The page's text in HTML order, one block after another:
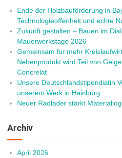
Ende der Holzbauförderung in
Technologieoffenheit und echte
Zukunft gestalten – Bauen im
Mauerwerkstage 2026
Gemeinsam für mehr
Nebenprodukt wird Teil von
Concrelat
Unsere Deutschlandstipendiatin
unserem Werk in Hainburg
Neuer Radlader stärkt
Archiv
April 2026